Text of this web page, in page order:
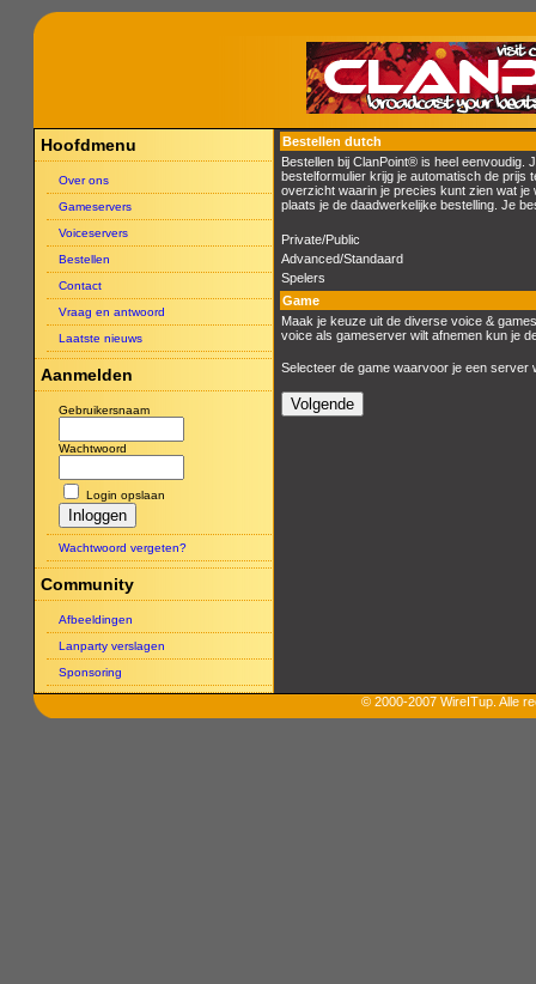
Hoofdmenu
Over ons
Gameservers
Voiceservers
Bestellen
Contact
Vraag en antwoord
Laatste nieuws
Aanmelden
Gebruikersnaam
Wachtwoord
Login opslaan
Wachtwoord vergeten?
Community
Afbeeldingen
Lanparty verslagen
Sponsoring
Bestellen dutch
Bestellen bij ClanPoint® is heel eenvoudig.
bestelformulier krijg je automatisch de prijs
overzicht waarin je precies kunt zien wat
plaats je de daadwerkelijke bestelling. Je
Private/Public
Advanced/Standaard
Spelers
Game
Maak je keuze uit de diverse voice &
voice als gameserver wilt afnemen kun je
Selecteer de game waarvoor je een server
© 2000-2007 WireITup. Alle